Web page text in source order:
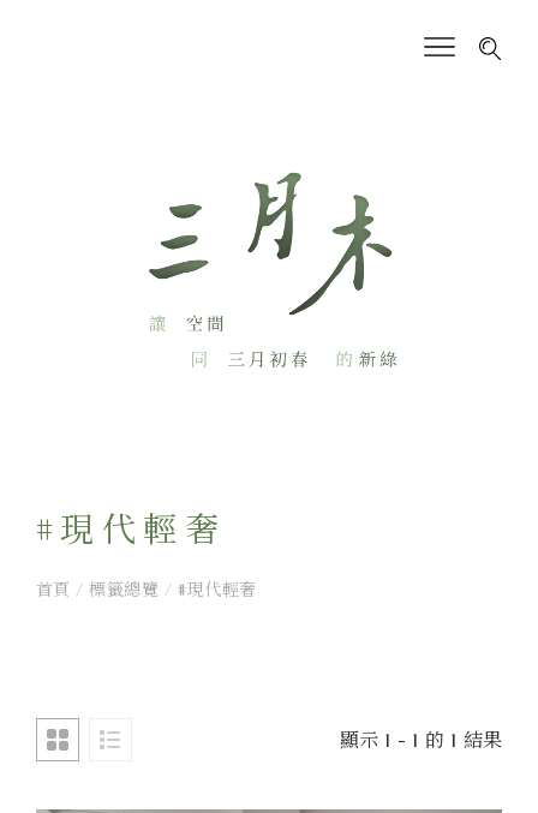
#現代輕奢
首頁 / 標籤總覽 /#現代輕奢
顯示 1 - 1 的 1 結果